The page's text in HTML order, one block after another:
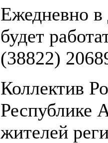
Ежедневно в
будет
(38822)
Коллектив
Республике
жителей